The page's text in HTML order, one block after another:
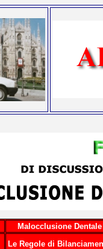
Malocclusione Dentale
Le Regole di